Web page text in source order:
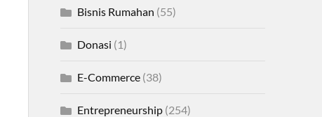
Bisnis Rumahan (55)
Donasi (1)
E-Commerce(38)
Entrepreneurship(254)